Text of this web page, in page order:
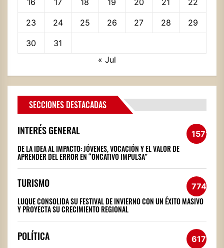
16 17 18 19 20 21 22
23 24 25 26 27 28 29
30
31
« Jul
SECCIONES DESTACADAS
INTERÉS GENERAL 1572
DE LA IDEA AL IMPACTO: JÓVENES, VOCACIÓN Y EL VALOR DE
APRENDER DEL ERROR EN “ONCATIVO IMPULSA”
TURISMO 774
LUQUE CONSOLIDA SU FESTIVAL DE INVIERNO CON UN ÉXITO MASIVO
Y PROYECTA SU CRECIMIENTO REGIONAL
POLÍTICA 617